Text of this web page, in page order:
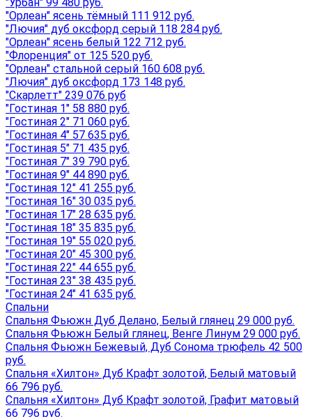
"Орлеан" ясень тёмный 111 912 руб.
"Лючия" дуб оксфорд серый 118 284 руб.
"Орлеан" ясень белый 122 712 руб.
"Флоренция" от 125 520 руб.
"Орлеан" стальной серый 160 608 руб.
"Лючия" дуб оксфорд 173 148 руб.
"Скарлетт" 239 076 руб
"Гостиная 1" 58 880 руб.
"Гостиная 2" 71 060 руб.
"Гостиная 4" 57 635 руб.
"Гостиная 5" 71 435 руб.
"Гостиная 7" 39 790 руб.
"Гостиная 9" 44 890 руб.
"Гостиная 12" 41 255 руб.
"Гостиная 16" 30 035 руб.
"Гостиная 17" 28 635 руб.
"Гостиная 18" 35 835 руб.
"Гостиная 19" 55 020 руб.
"Гостиная 20" 45 300 руб.
"Гостиная 22" 44 655 руб.
"Гостиная 23" 38 435 руб.
"Гостиная 24" 41 635 руб.
Спальни
Спальня Фьюжн Дуб Делано, Белый глянец 29 000 руб.
Спальня Фьюжн Белый глянец, Венге Линум 29 000 руб.
Спальня Фьюжн Бежевый, Дуб Сонома трюфель 42 500
руб.
Спальня «Хилтон» Дуб Крафт золотой, Белый матовый
66 796 руб.
Спальня «Хилтон» Дуб Крафт золотой, Графит матовый
66 796 руб.